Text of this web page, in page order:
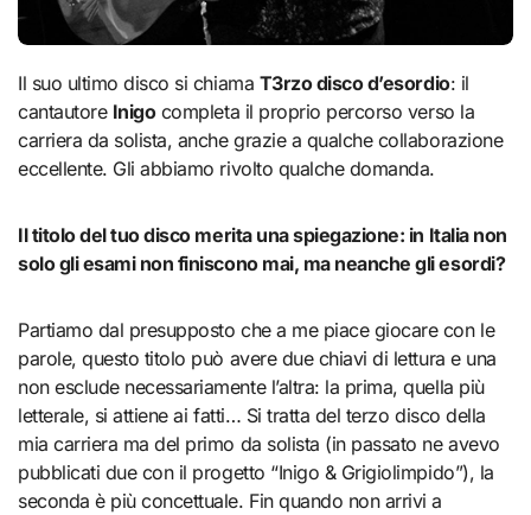
Il suo ultimo disco si chiama T3rzo disco d’esordio: il
cantautore Inigocompleta il proprio percorso verso la
carriera da solista, anche grazie a qualche collaborazione
eccellente. Gli abbiamo rivolto qualche domanda.
Il titolo del tuo disco merita una spiegazione: in Italia non
solo gli esami non finiscono mai, ma neanche gli esordi?
Partiamo dal presupposto che a me piace giocare con le
parole, questo titolo può avere due chiavi di lettura e una
non esclude necessariamente l’altra: la prima, quella più
letterale, si attiene ai fatti… Si tratta del terzo disco della
mia carriera ma del primo da solista (in passato ne avevo
pubblicati due con il progetto “Inigo & Grigiolimpido”), la
seconda è più concettuale. Fin quando non arrivi a